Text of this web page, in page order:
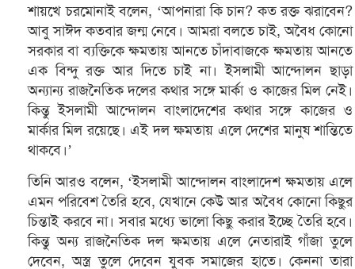
শায়খে চরমোনাই বলেন, ‘আপনারা কি চান? কত রক্ত ঝরাবেন?
আবু সাঈদ কতবার জন্ম নেবে। আমরা বলতে চাই, অবৈধ কোনো
সরকার বা ব্যক্তিকে ক্ষমতায় আনতে চাঁদাবাজকে ক্ষমতায় আনতে
এক বিন্দু রক্ত আর দিতে চাই না। ইসলামী আন্দোলন ছাড়া
অন্যান্য রাজনৈতিক দলের কথার সঙ্গে মার্কা ও কাজের মিল নেই।
কিন্তু ইসলামী আন্দোলন বাংলাদেশের কথার সঙ্গে কাজের ও
মার্কার মিল রয়েছে। এই দল ক্ষমতায় এলে দেশের মানুষ শান্তিতে
থাকবে।’
তিনি আরও বলেন, ‘ইসলামী আন্দোলন বাংলাদেশ ক্ষমতায় এলে
এমন পরিবেশ তৈরি হবে, যেখানে কেউ আর অবৈধ কোনো কিছুর
চিন্তাই করবে না। সবার মধ্যে ভালো কিছু করার ইচ্ছে তৈরি হবে।
কিন্তু অন্য রাজনৈতিক দল ক্ষমতায় এলে নেতারাই গাঁজা তুলে
দেবেন, অস্ত্র তুলে দেবেন যুবক সমাজের হাতে। কেননা তারা